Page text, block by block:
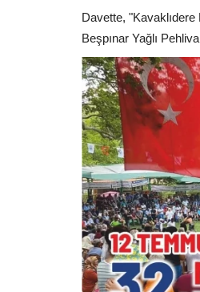
Davette,
Beşpınar Yağlı